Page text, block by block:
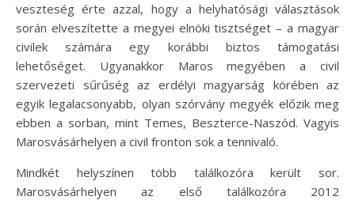
veszteség érte azzal, hogy a helyhatósági választások
során elveszítette a megyei elnöki tisztséget – a magyar
civilek számára egy korábbi biztos támogatási
lehetőséget. Ugyanakkor Maros megyében a civil
szervezeti sűrűség az erdélyi magyarság körében az
egyik legalacsonyabb, olyan szórvány megyék előzik meg
ebben a sorban, mint Temes, Beszterce-Naszód. Vagyis
Marosvásárhelyen a civil fronton sok a tennivaló.
Mindkét helyszínen több találkozóra került sor.
Marosvásárhelyen az első találkozóra 2012